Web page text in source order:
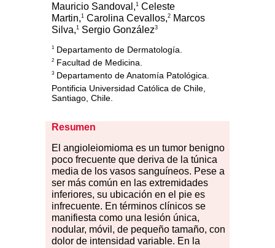
Mauricio Sandoval,1 Celeste
Martin,1 Carolina Cevallos,2 Marcos
Silva,1 Sergio González3
1 Departamento de Dermatología.
2 Facultad de Medicina.
3 Departamento de Anatomía Patológica.
Pontificia Universidad Católica de Chile,
Santiago, Chile.
Resumen
E angioleiomioma es un tumor benigno
poco frecuente que deriva de la túnica
media de los vasos sanguíneos. Pese a
ser más común en las extremidades
inferiores, su ubicación en el pie es
infrecuente. En términos clínicos se
manifiesta como una lesión única,
nodular, móvil, de pequeño tamaño, con
dolor de intensidad variable. En la